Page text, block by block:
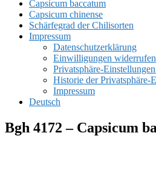
Capsicum baccatum
Capsicum chinense
Schärfegrad der Chilisorten
Impressum
Datenschutzerklärung
Einwilligungen widerrufen
Privatsphäre-
Historie der Privatsphäre-
Impressum
Deutsch
Bgh 4172 – Capsicum